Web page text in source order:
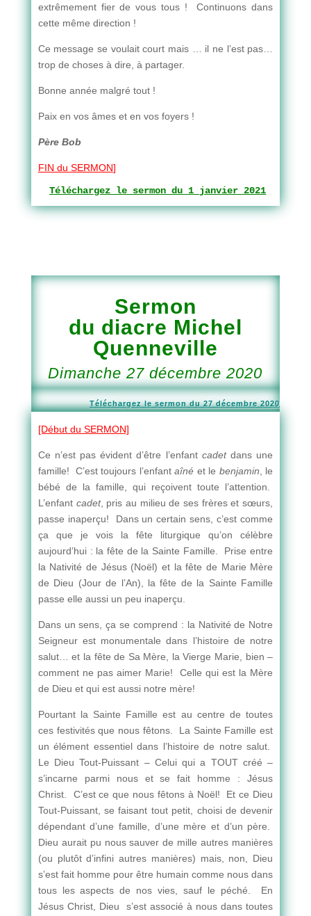
extrêmement fier de vous tous ! Continuons dans
cette même direction !
Ce message se voulait court mais … il ne l’est pas…
trop de choses à dire, à partager.
Bonne année malgré tout !
Paix en vos âmes et en vos foyers !
Père Bob
FIN du SERMON]
Téléchargez le sermon du 1 janvier 2021
Sermon
du diacre Michel
Quenneville
Dimanche 27 décembre 2020
Téléchargez le sermon du 27 décembre 2020
[Début du SERMON]
Ce n’est pas évident d’être l’enfant cadetdans une
famille! C’est toujours l’enfantaîné et le benjamin , le
bébé de la famille, qui reçoivent toute l’attention.
L’enfant cadet, pris au milieu de ses frères et sœurs,
passe inaperçu! Dans un certain sens, c’est comme
ça que je vois la fête liturgique qu’on célèbre
aujourd’hui : la fête de la Sainte Famille. Prise entre
la Nativité de Jésus (Noël) et la fête de Marie Mère
de Dieu (Jour de l’An), la fête de la Sainte Famille
passe elle aussi un peu inaperçu.
Dans un sens, ça se comprend : la Nativité de Notre
Seigneur est monumentale dans l’histoire de notre
salut… et la fête de Sa Mère, la Vierge Marie, bien –
comment ne pas aimer Marie! Celle qui est la Mère
de Dieu et qui est aussi notre mère!
Pourtant la Sainte Famille est au centre de toutes
ces festivités que nous fêtons. La Sainte Famille est
un élément essentiel dans l’histoire de notre salut.
Le Dieu Tout-Puissant – Celui qui a TOUT créé –
s’incarne parmi nous et se fait homme : Jésus
Christ. C’est ce que nous fêtons à Noël! Et ce Dieu
Tout-Puissant, se faisant tout petit, choisi de devenir
dépendant d’une famille, d’une mère et d’un père.
Dieu aurait pu nous sauver de mille autres manières
(ou plutôt d’infini autres manières) mais, non, Dieu
s’est fait homme pour être humain comme nous dans
tous les aspects de nos vies, sauf le péché. En
Jésus Christ, Dieu s’est associé à nous dans toutes